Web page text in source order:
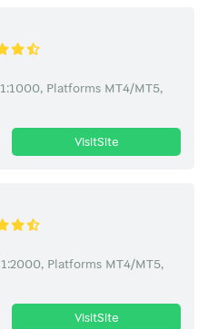
Platforms MT4/MT5,
VisitSite
Platforms MT4/MT5,
VisitSite